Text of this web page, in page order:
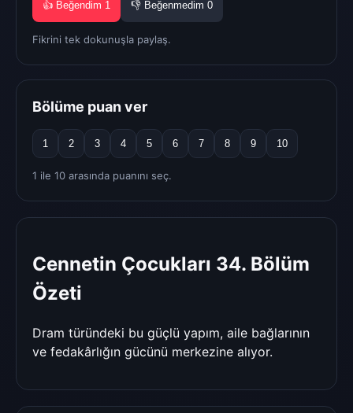
👍 Beğendim 1 👎 Beğenmedim 0
Fikrini tek dokunuşla paylaş.
Bölüme puan ver
1 2 3 4 5 6 7 8 9 10
1 ile 10 arasında puanını seç.
Cennetin Çocukları 34. Bölüm
Özeti
Dram türündeki bu güçlü yapım, aile bağlarının
ve fedakârlığın gücünü merkezine alıyor.